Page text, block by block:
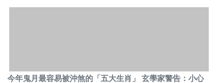
今年鬼月最容易被沖煞的「五大生肖」 玄學家警告：小心